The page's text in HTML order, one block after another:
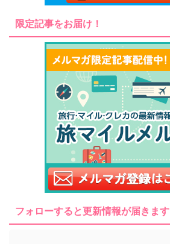
限定記事をお届け！
フォローすると更新情報が届きます